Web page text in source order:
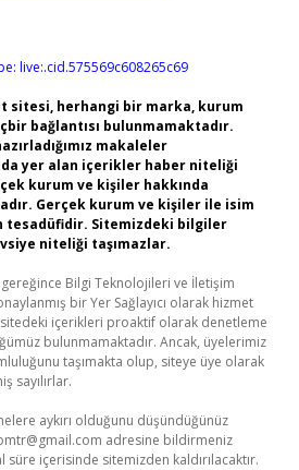
live:.cid.575569c608265c69
sitesi, herhangi bir marka, kurum
bağlantısı bulunmamaktadır.
makaleler
yer alan içerikler haber niteliği
kurum ve kişiler hakkında
Gerçek kurum ve kişiler ile isim
tesadüfidir. Sitemizdeki bilgiler
niteliği taşımazlar.
gereğince Bilgi Teknolojileri ve İletişim
bir Yer Sağlayıcı olarak hizmet
içerikleri proaktif olarak denetleme
bulunmamaktadır. Ancak, üyelerimiz
taşımakta olup, siteye üye olarak
sayılırlar.
aykırı olduğunu düşündüğünüz
adresine bildirmeniz
içerisinde sitemizden kaldırılacaktır.